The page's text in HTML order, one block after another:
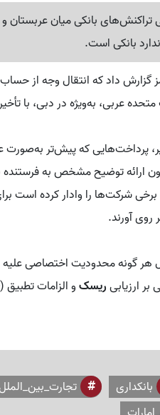
تراکنش‌های بانکی میان عربستان
بانکی است.
گزارش داد که انتقال وجه از
عربی، به‌ویژه در دبی، با
پرداخت‌هایی که پیش‌تر به‌صورت
توضیح مشخص به فرستنده
برخی شرکت‌ها را وادار کرده است
روی آورند.
هر گونه محدودیت اختصاصی علیه
بر ارزیابیریسکو الزامات تطبیق (Compliance) را اجرا می‌کنند.
بانکداری